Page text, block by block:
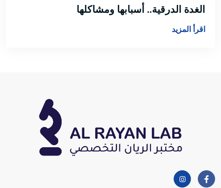
الغدة الدرقية.. أسبابها ومشاكلها
اقرأ المزيد